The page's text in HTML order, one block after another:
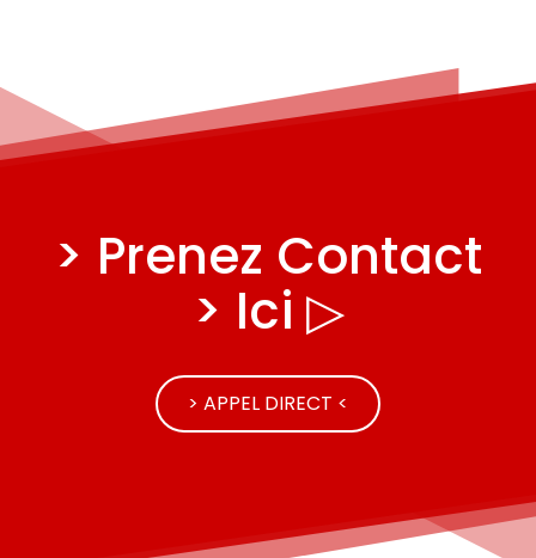
> Prenez Contact
> Ici ▷
> APPEL DIRECT <